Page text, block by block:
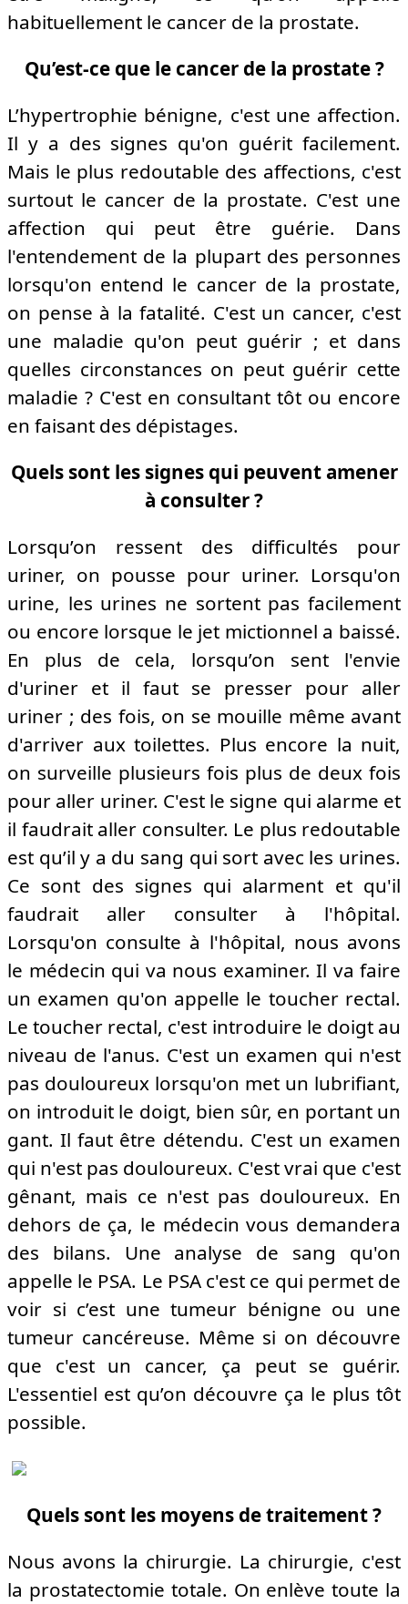
habituellement le cancer de la prostate.
Qu’est-ce que le cancer de la prostate ?
L’hypertrophie bénigne, c'est une affection.
Il y a des signes qu'on guérit facilement.
Mais le plus redoutable des affections, c'est
surtout le cancer de la prostate. C'est une
affection qui peut être guérie. Dans
l'entendement de la plupart des personnes
lorsqu'on entend le cancer de la prostate,
on pense à la fatalité. C'est un cancer, c'est
une maladie qu'on peut guérir ; et dans
quelles circonstances on peut guérir cette
maladie ? C'est en consultant tôt ou encore
en faisant des dépistages.
Quels sont les signes qui peuvent amener
à consulter ?
Lorsqu’on ressent des difficultés pour
uriner, on pousse pour uriner. Lorsqu'on
urine, les urines ne sortent pas facilement
ou encore lorsque le jet mictionnel a baissé.
En plus de cela, lorsqu’on sent l'envie
d'uriner et il faut se presser pour aller
uriner ; des fois, on se mouille même avant
d'arriver aux toilettes. Plus encore la nuit,
on surveille plusieurs fois plus de deux fois
pour aller uriner. C'est le signe qui alarme et
il faudrait aller consulter. Le plus redoutable
est qu’il y a du sang qui sort avec les urines.
Ce sont des signes qui alarment et qu'il
faudrait aller consulter à l'hôpital.
Lorsqu'on consulte à l'hôpital, nous avons
le médecin qui va nous examiner. Il va faire
un examen qu'on appelle le toucher rectal.
Le toucher rectal, c'est introduire le doigt au
niveau de l'anus. C'est un examen qui n'est
pas douloureux lorsqu'on met un lubrifiant,
on introduit le doigt, bien sûr, en portant un
gant. Il faut être détendu. C'est un examen
qui n'est pas douloureux. C'est vrai que c'est
gênant, mais ce n'est pas douloureux. En
dehors de ça, le médecin vous demandera
des bilans. Une analyse de sang qu'on
appelle le PSA. Le PSA c'est ce qui permet de
voir si c’est une tumeur bénigne ou une
tumeur cancéreuse. Même si on découvre
que c'est un cancer, ça peut se guérir.
L'essentiel est qu’on découvre ça le plus tôt
possible.
Quels sont les moyens de traitement ?
Nous avons la chirurgie. La chirurgie, c'est
la prostatectomie totale. On enlève toute la